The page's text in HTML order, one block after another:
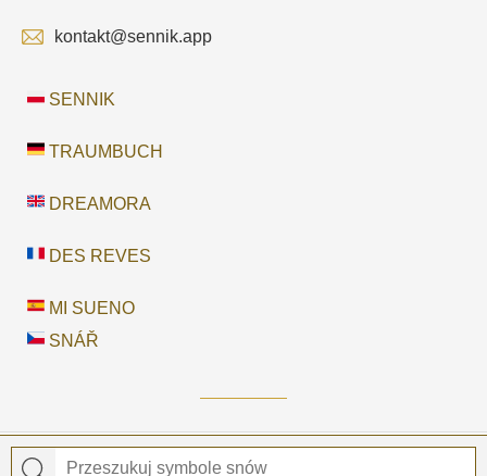
kontakt@sennik.app
SENNIK
TRAUMBUCH
DREAMORA
DES REVES
MI SUENO
SNÁŘ
© 2026